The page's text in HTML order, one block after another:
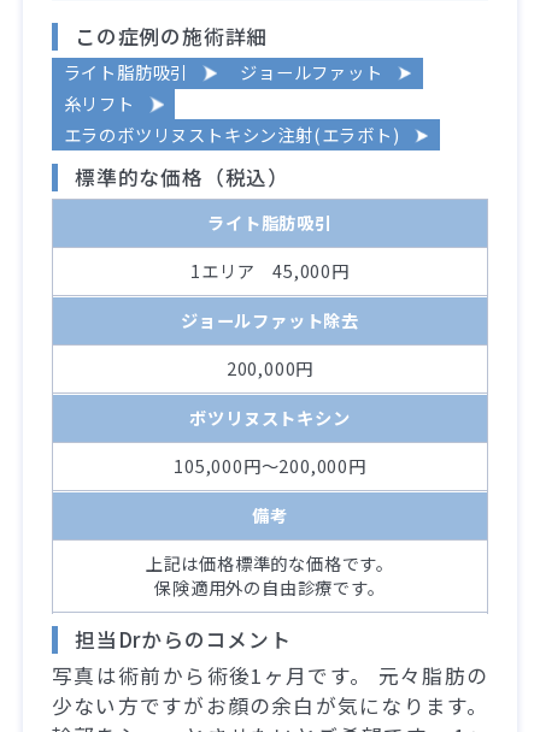
この症例の施術詳細
ライト脂肪吸引
ジョールファット
糸リフト
エラのボツリヌストキシン注射(エラボト)
標準的な価格（税込）
ライト脂肪吸引
1エリア 45,000円
ジョールファット除去
200,000円
ボツリヌストキシン
105,000円～200,000円
備考
上記は価格標準的な価格です。
保険適用外の自由診療です。
担当Drからのコメント
写真は術前から術後1ヶ月です。 元々脂肪の
少ない方ですがお顔の余白が気になります。